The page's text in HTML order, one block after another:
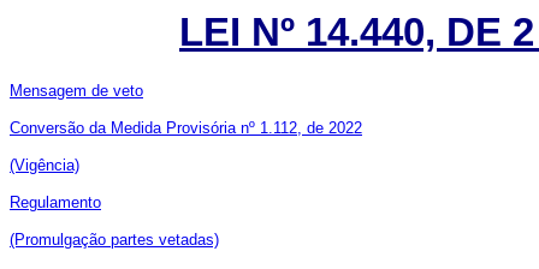
LEI Nº 14.440, DE
Mensagem de veto
Conversão da Medida Provisória nº 1.112, de 2022
(Vigência)
Regulamento
(Promulgação partes vetadas)